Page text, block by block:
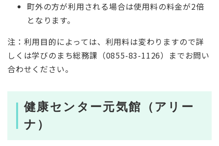
町外の方が利用される場合は使用料の料金が2倍
となります。
注：利用目的によっては、利用料は変わりますので詳
しくは学びのまち総務課（0855-83-1126）までお問い
合わせください。
健康センター元気館（アリー
ナ）